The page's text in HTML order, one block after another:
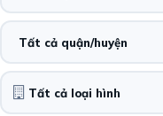
Tất cả quận/huyện